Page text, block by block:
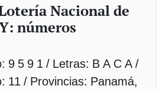
Nacional de
números
9 5 9 1 / Letras: B A C A /
11 / Provincias: Panamá,